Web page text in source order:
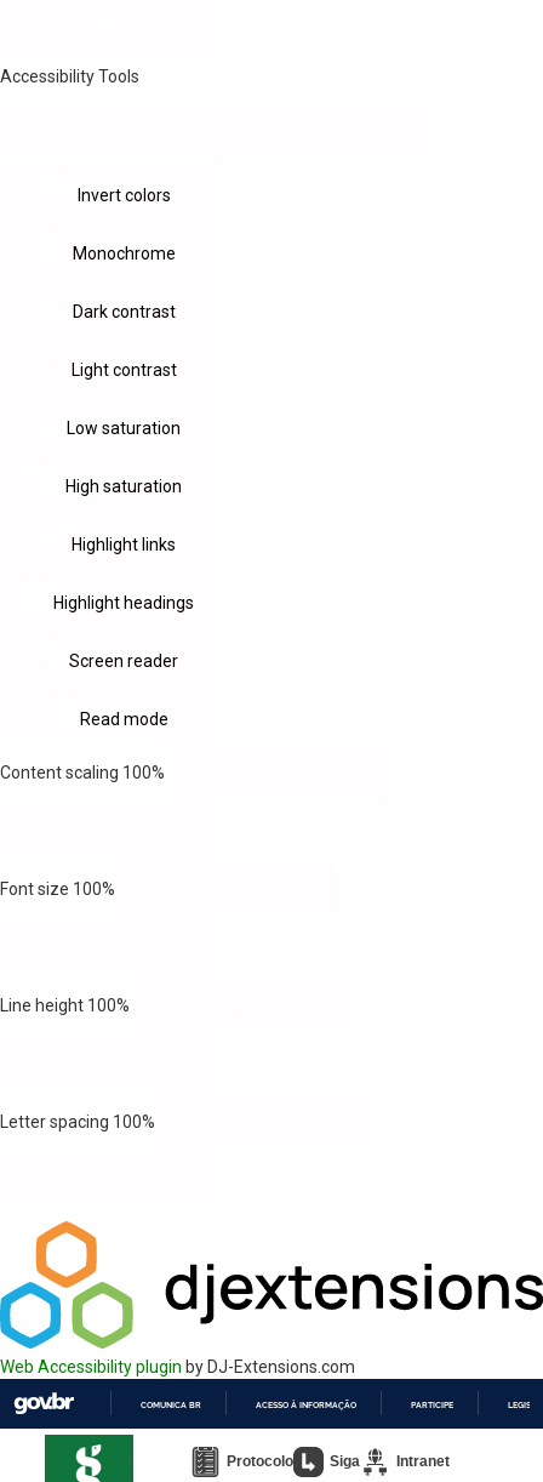
Accessibility Tools
Invert colors
Monochrome
Dark contrast
Light contrast
Low saturation
High saturation
Highlight links
Highlight headings
Screen reader
Read mode
Content scaling 100%
Font size 100%
Line height 100%
Letter spacing 100%
Web Accessibility plugin by DJ-Extensions.com
PARA
COMUNICA BR ACESSO À INFORMAÇÃO PARTICIPE
Protocolo Siga Intranet